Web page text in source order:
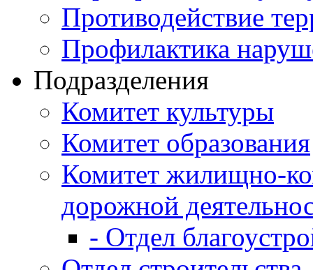
Противодействие
Профилактика
Подразделения
Комитет культуры
Комитет образования
Комитет жилищно-
дорожной
- Отдел